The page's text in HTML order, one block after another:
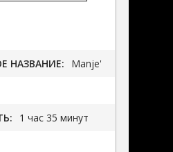
НАЗВАНИЕ: Manje'
1 час 35 минут